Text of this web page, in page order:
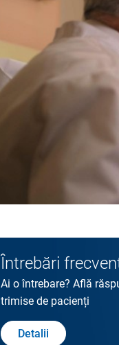
Întrebări
Ai o întrebare? Află
trimise de pacienți
Detalii